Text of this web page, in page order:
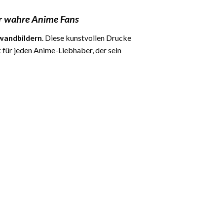
Anime Fans
. Diese kunstvollen Drucke
jeden Anime-Liebhaber, der sein